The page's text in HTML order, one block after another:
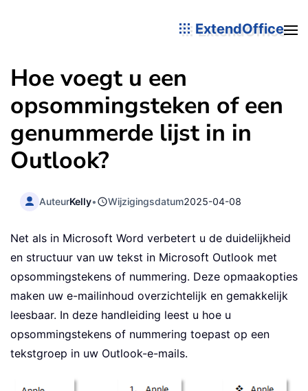
ExtendOffice
Hoe voegt u een
opsommingsteken of een
genummerde lijst in in
Outlook?
AuteurKelly• Wijzigingsdatum2025-04-08
Net als in Microsoft Word verbetert u de duidelijkheid
en structuur van uw tekst in Microsoft Outlook met
opsommingstekens of nummering. Deze opmaakopties
maken uw e-mailinhoud overzichtelijk en gemakkelijk
leesbaar. In deze handleiding leest u hoe u
opsommingstekens of nummering toepast op een
tekstgroep in uw Outlook-e-mails.